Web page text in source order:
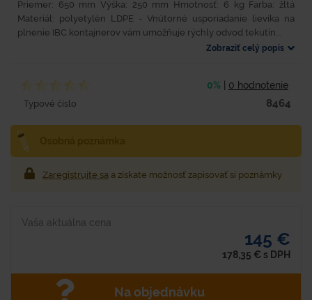
Priemer: 650 mm Výška: 250 mm Hmotnosť: 6 kg Farba: žltá
Materiál: polyetylén LDPE - Vnútorné usporiadanie lievika na
plnenie IBC kontajnerov vám umožňuje rýchly odvod tekutín...
Zobraziť celý popis
0% 0 hodnotenie
Typové číslo 8464
Zaregistrujte sa a získate možnosť zapisovať si poznámky
Vaša aktuálna cena
145 €
178,35 € s DPH
Na objednávku